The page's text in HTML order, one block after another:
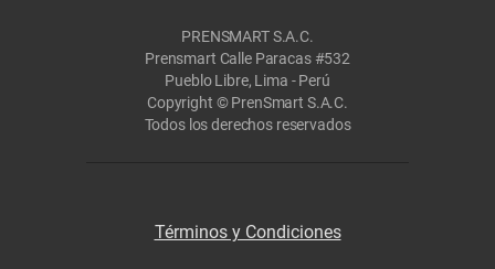
PRENSMART S.A.C.
Prensmart Calle Paracas #532
Pueblo Libre, Lima - Perú
Copyright © PrenSmart S.A.C.
Todos los derechos reservados
Términos y Condiciones